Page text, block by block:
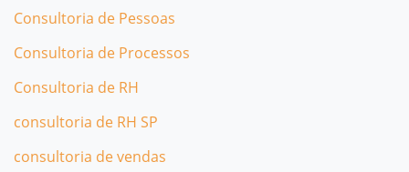
Consultoria de Pessoas
Consultoria de Processos
Consultoria de RH
consultoria de RH SP
consultoria de vendas